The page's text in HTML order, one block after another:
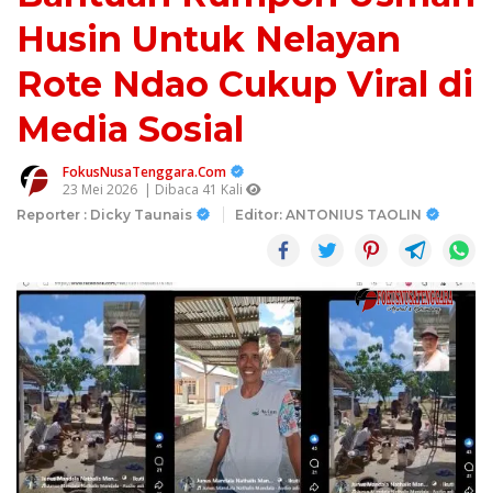
Husin Untuk Nelayan
Rote Ndao Cukup Viral di
Media Sosial
FokusNusaTenggara.Com
23 Mei 2026 | Dibaca 41 Kali
Reporter : Dicky Taunais Editor: ANTONIUS TAOLIN